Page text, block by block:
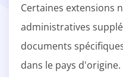
Certaines extensions
administratives
documents
dans le pays